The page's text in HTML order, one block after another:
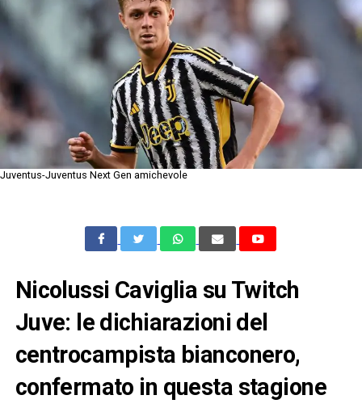
Juventus-Juventus Next Gen amichevole
Nicolussi Caviglia su Twitch
Juve: le dichiarazioni del
centrocampista bianconero,
confermato in questa stagione